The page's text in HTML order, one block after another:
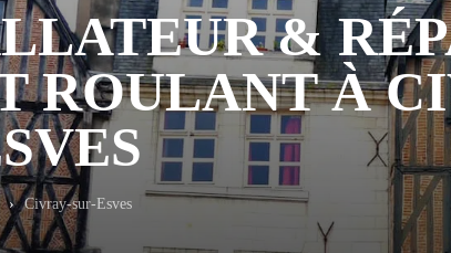
&
ROULANT À
› Civray-sur-Esves